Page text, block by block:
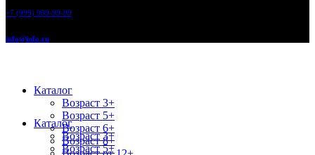
+7 (999) 999-99-99
info@info.ru
Каталог
Возраст 3+
Возраст 5+
Возраст 6+
Возраст 8+
Каталог
Возраст 3+
Возраст 5+